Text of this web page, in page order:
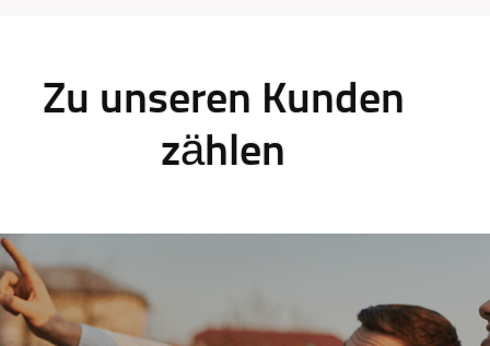
Zu unseren Kunden
zählen